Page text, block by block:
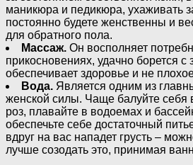
маникюра и педикюра, ухаживать
постоянно будете женственны и
для обратного пола.
Массаж. Он восполняет
прикосновениях, удачно борется с
обеспечивает здоровье и не
Вода. Является одним из
женской силы. Чаще балуйте себя
роз, плавайте в водоемах и
обеспечьте себе достаточный
вдруг на вас нападет грусть –
лучше созодать это, принимая